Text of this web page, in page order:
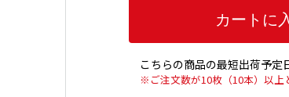
こちらの商品の最短出荷予
※ご注文数が10枚（10本）以上